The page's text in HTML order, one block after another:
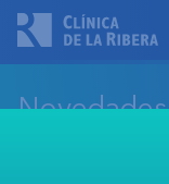
Novedades